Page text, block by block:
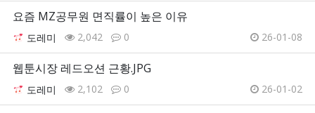
요즘 MZ공무원 면직률이 높은 이유
도레미 2,042 0 26-01-08
웹툰시장 레드오션 근황.JPG
도레미 2,102 0 26-01-02